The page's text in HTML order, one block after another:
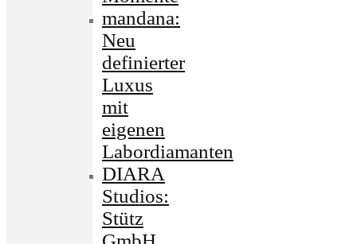
mandana:
Neu
definierter
Luxus
mit
eigenen
Labordiamanten
DIARA
Studios:
Stütz